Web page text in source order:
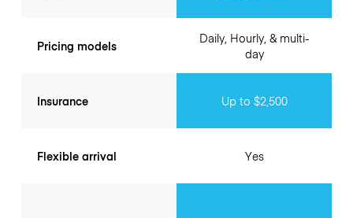
Pricing models
Insurance
Flexible arrival
Daily, Hourly, & multi-
day
Up to $2,500
Yes